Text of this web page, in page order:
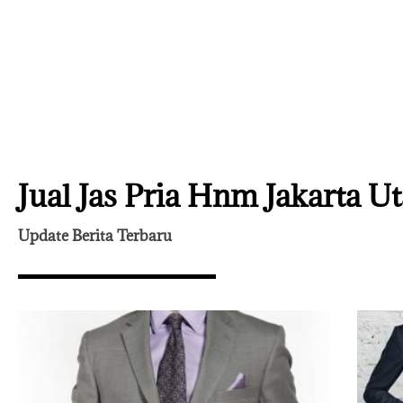
Jual Jas Pria Hnm Jakarta
Update Berita Terbaru